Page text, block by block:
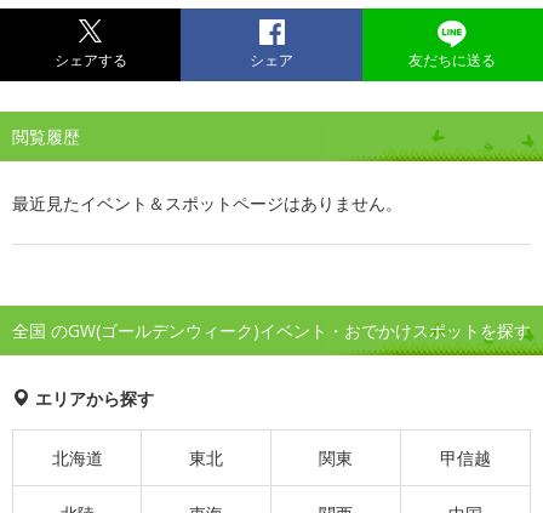
シェアする シェア 友だちに送る
閲覧履歴
最近見たイベント＆スポットページはありません。
全国 のGW(ゴールデンウィーク)イベント・おでかけスポットを探す
エリアから探す
北海道 東北 関東 甲信越